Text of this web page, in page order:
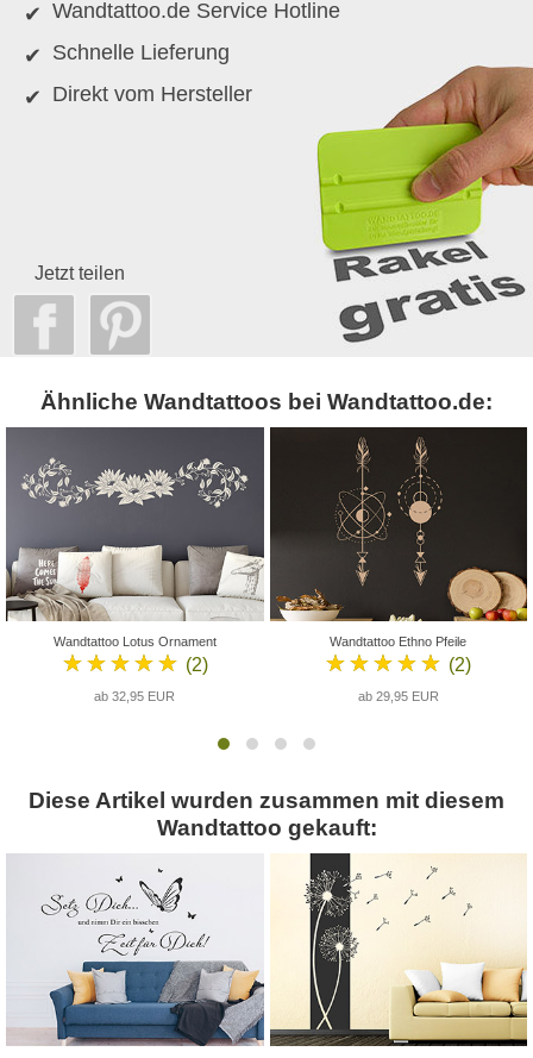
Wandtattoo.de Service Hotline
Schnelle Lieferung
Direkt vom Hersteller
Jetzt teilen
Ähnliche Wandtattoos bei Wandtattoo.de:
Wandtattoo Lotus Ornament
★★★★★ (2)
ab 32,95 EUR
Wandtattoo Ethno Pfeile
★★★★★ (2)
ab 29,95 EUR
Diese Artikel wurden zusammen mit diesem
Wandtattoo gekauft: